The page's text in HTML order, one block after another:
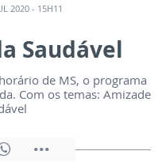
2020 - 15H11
Saudável
de MS, o programa
Com os temas: Amizade